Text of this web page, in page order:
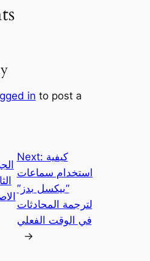
in to post a
Next: كيفية
استخدام سماعات
“بيكسل بدز”
لترجمة المحادثات
في الوقت الفعلي
→